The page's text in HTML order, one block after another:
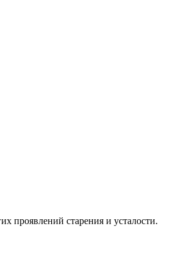
проявлений старения и усталости.